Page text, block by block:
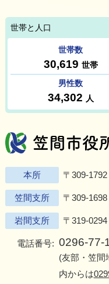
本所 〒309-
笠間支所 〒309-
岩間支所 〒319-
電話番号: 0296-77-
(友部・笠間
内からは